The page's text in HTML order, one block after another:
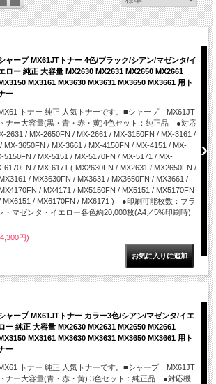
ャープ MX61JTトナー 4色/ブラック/シアン/マゼンタ/イ
ロー 純正 大容量 MX2630 MX2631 MX2650 MX2661
MX3161 MX3630 MX3631 MX3650 MX3661 用ト
ー
トナー 純正 人気トナーです。■シャープ MX61JT
トナー大容量(黒・青・赤・黄)4色セット：純正品 ●対応
2631 / MX-2650FN / MX-2661 / MX-3150FN / MX-3161 /
MX-3650FN / MX-3661 / MX-4150FN / MX-4151 / MX-
5150FN / MX-5151 / MX-5170FN / MX-5171 / MX-
6170FN / MX-6171 ( MX2630FN / MX2631 / MX2650FN /
/ MX3630FN / MX3631 / MX3650FN / MX3661 /
/ MX4171 / MX5150FN / MX5151 / MX5170FN
MX6151 / MX6170FN / MX6171 ) ●印刷可能枚数：ブラ
・マゼンタ・イエロー各色約20,000枚(A4／5%印刷時)
円)
ャープ MX61JTトナー カラー3色/シアン/マゼンタ/イエ
ロー 純正 大容量 MX2630 MX2631 MX2650 MX2661
MX3161 MX3630 MX3631 MX3650 MX3661 用ト
ー
トナー 純正 人気トナーです。■シャープ MX61JT
トナー大容量(青・赤・黄) 3色セット：純正品 ●対応機